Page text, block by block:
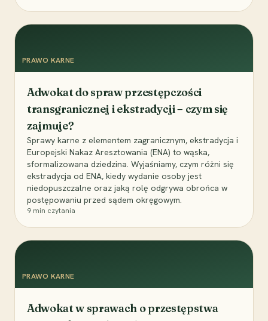
PRAWO KARNE
Adwokat do spraw przestępczości
transgranicznej i ekstradycji – czym się
zajmuje?
Sprawy karne z elementem zagranicznym, ekstradycja i
Europejski Nakaz Aresztowania (ENA) to wąska,
sformalizowana dziedzina. Wyjaśniamy, czym różni się
ekstradycja od ENA, kiedy wydanie osoby jest
niedopuszczalne oraz jaką rolę odgrywa obrońca w
postępowaniu przed sądem okręgowym.
9 min czytania
PRAWO KARNE
Adwokat w sprawach o przestępstwa